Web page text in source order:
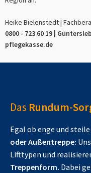
Heike Bielenstedt |
0800 - 723 60 19 |
pflegekasse.de
Das Rundum-
Egal ob enge und
oder Außentreppe:
Lifttypen und
Treppenform. Dabei